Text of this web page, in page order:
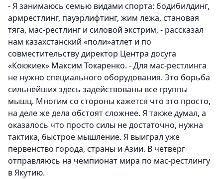
- Я занимаюсь семью видами спорта: бодибилдинг,
армрестлинг, пауэрлифтинг, жим лежа, становая
тяга, мас-рестлинг и силовой экстрим, - рассказал
нам казахстанский «поли»атлет и по
совместительству директор Центра досуга
«Кокжиек» Максим Токаренко. - Для мас-рестлинга
не нужно специального оборудования. Это борьба
сильнейших здесь задействованы все группы
мышц. Многим со стороны кажется что это просто,
на деле же дела обстоят сложнее. Я также думал, а
оказалось что просто силы не достаточно, нужна
тактика, быстрое мышление. Я выиграл уже
первенство города, страны и Азии. В четверг
отправляюсь на чемпионат мира по мас-рестлингу
в Якутию.